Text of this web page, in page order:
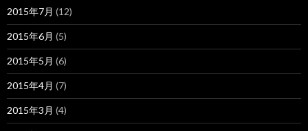
2015年7月 (12)
2015年6月 (5)
2015年5月 (6)
2015年4月 (7)
2015年3月 (4)